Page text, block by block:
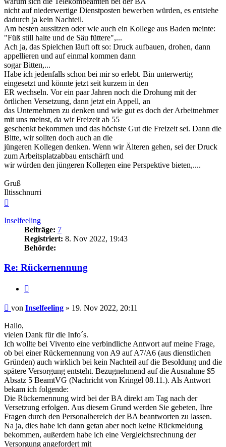
nicht auf niederwertige Dienstposten bewerben würden, es entstehe
dadurch ja kein Nachteil.
Am besten aussitzen oder wie auch ein Kollege aus Baden meinte:
"Füß still halte und de Säu füttere",...
Ach ja, das Spielchen läuft oft so: Druck aufbauen, drohen, dann
appellieren und auf einmal kommen dann
sogar Bitten,...
Habe ich jedenfalls schon bei mir so erlebt. Bin unterwertig
eingesetzt und könnte jetzt seit kurzem in den
ER wechseln. Vor ein paar Jahren noch die Drohung mit der
örtlichen Versetzung, dann jetzt ein Appell, an
das Unternehmen zu denken und wie gut es doch der Arbeitnehmer
mit uns meinst, da wir Freizeit ab 55
geschenkt bekommen und das höchste Gut die Freizeit sei. Dann die
Bitte, wir sollten doch auch an die
jüngeren Kollegen denken. Wenn wir Älteren gehen, sei der Druck
zum Arbeitsplatzabbau entschärft und
wir würden den jüngeren Kollegen eine Perspektive bieten,....
Gruß
Iltisschnurri
Inselfeeling
Beiträge: 7
Registriert: 8. Nov 2022, 19:43
Behörde:
Re: Rückernennung
Beitrag
von Inselfeeling » 19. Nov 2022, 20:11
Hallo,
vielen Dank für die Info´s.
Ich wollte bei Vivento eine verbindliche Antwort auf meine Frage,
ob bei einer Rückernennung von A9 auf A7/A6 (aus dienstlichen
Gründen) auch wirklich bei kein Nachteil auf die Besoldung und die
spätere Versorgung entsteht. Bezugnehmend auf die Ausnahme $5
Absatz 5 BeamtVG (Nachricht von Kringel 08.11.). Als Antwort
bekam ich folgende:
Die Rückernennung wird bei der BA direkt am Tag nach der
Versetzung erfolgen. Aus diesem Grund werden Sie gebeten, Ihre
Fragen durch den Personalbereich der BA beantworten zu lassen.
Na ja, dies habe ich dann getan aber noch keine Rückmeldung
bekommen, außerdem habe ich eine Vergleichsrechnung der
Versorgung angefordert mit